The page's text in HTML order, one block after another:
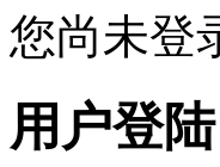
您尚未登
用户登陆